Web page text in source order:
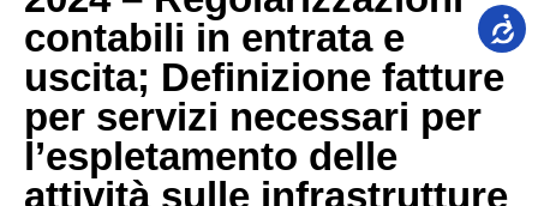
contabili in entrata e
uscita; Definizione fatture
per servizi necessari per
l’espletamento delle
attività sulle infrastrutture